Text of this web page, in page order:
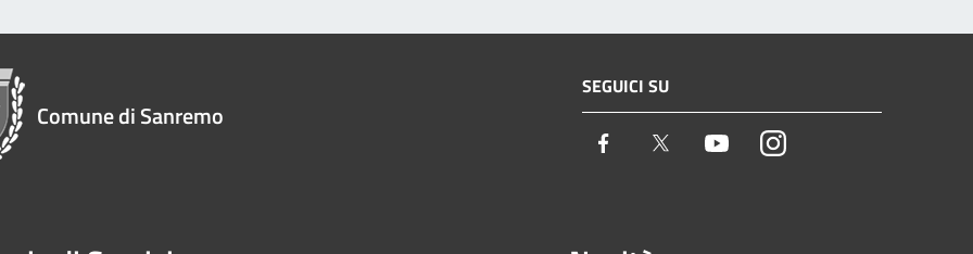
Comune di Sanremo
SEGUICI SU
Facebook Twitter YoutubeInstagram